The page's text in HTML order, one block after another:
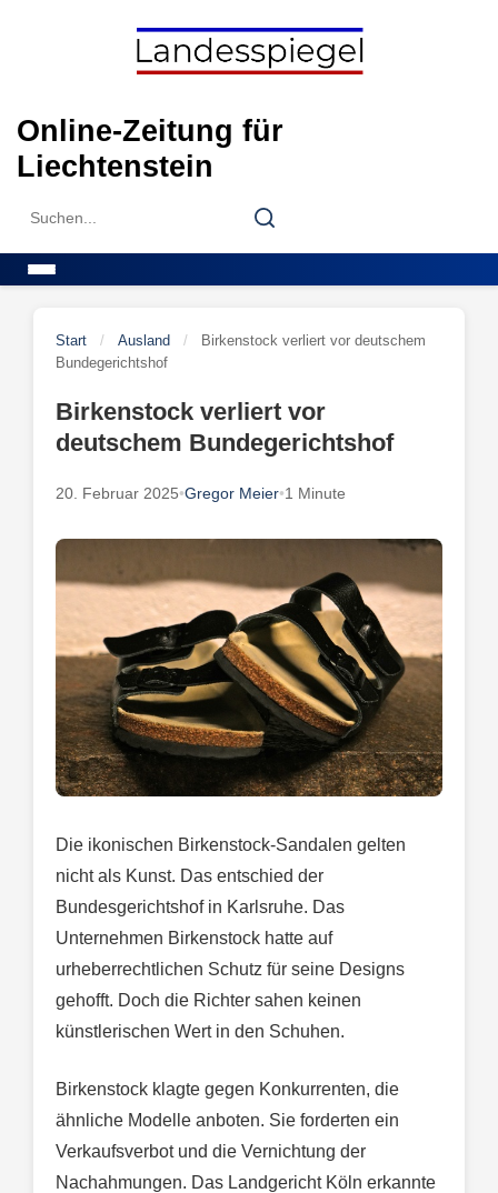
Online-Zeitung für
Liechtenstein
Search
Search
Start / Ausland /
Birkenstock verliert vor deutschem
Bundegerichtshof
Birkenstock verliert vor
deutschem Bundegerichtshof
20. Februar 2025•Gregor Meier•1 Minute
Die ikonischen Birkenstock-Sandalen gelten
nicht als Kunst. Das entschied der
Bundesgerichtshof in Karlsruhe. Das
Unternehmen Birkenstock hatte auf
urheberrechtlichen Schutz für seine Designs
gehofft. Doch die Richter sahen keinen
künstlerischen Wert in den Schuhen.
Birkenstock klagte gegen Konkurrenten, die
ähnliche Modelle anboten. Sie forderten ein
Verkaufsverbot und die Vernichtung der
Nachahmungen. Das Landgericht Köln erkannte